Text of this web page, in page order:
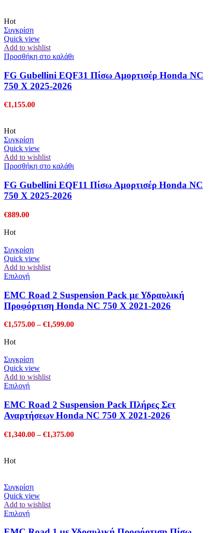
Hot
Συγκρίση
Quick view
Add to wishlist
Προσθήκη στο καλάθι
FG Gubellini EQF31 Πίσω Αμορτισέρ Honda NC
750 X 2025-2026
€1,155.00
Hot
Συγκρίση
Quick view
Add to wishlist
Προσθήκη στο καλάθι
FG Gubellini EQF11 Πίσω Αμορτισέρ Honda NC
750 X 2025-2026
€889.00
Hot
Συγκρίση
Quick view
Add to wishlist
ΕπιλογήΑυτό
προϊόν
έχει
πολλαπλές
Οι
επιλεγούν
στη
σελίδα
του
EMC Road 2 Suspension Pack με Υδραυλική
Προφόρτιση Honda NC 750 X 2021-2026
€1,575.00 – €1,599.00Price
Hot
Συγκρίση
Quick view
Add to wishlist
ΕπιλογήΑυτό
προϊόν
έχει
πολλαπλές
Οι
σελίδα
του
προϊόντος
EMC Road 2 Suspension Pack Πλήρες Σετ
Αναρτήσεων Honda NC 750 X 2021-2026
€1,340.00 – €1,375.00Price
Hot
Συγκρίση
Quick view
Add to wishlist
ΕπιλογήΑυτό
προϊόν